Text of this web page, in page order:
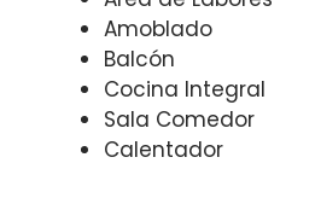
Amoblado
Balcón
Cocina Integral
Sala Comedor
Calentador